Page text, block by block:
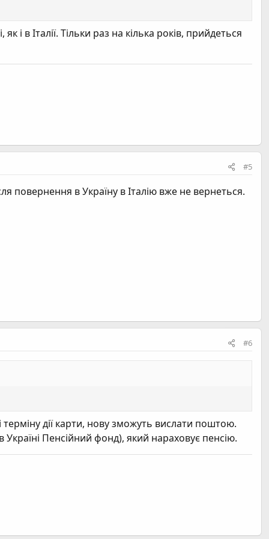
і в Італії. Тільки раз на кілька років, прийдеться
#5
повернення в Україну в Iталію вже не вернеться.
#6
дії карти, нову зможуть вислати поштою.
Україні Пенсійний фонд), який нараховує пенсію.